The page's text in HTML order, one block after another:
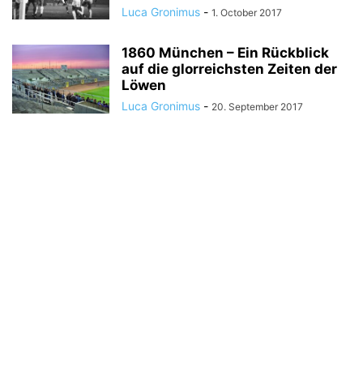
Luca Gronimus - 1. October 2017
1860 München – Ein Rückblick
auf die glorreichsten Zeiten der
Löwen
Luca Gronimus - 20. September 2017